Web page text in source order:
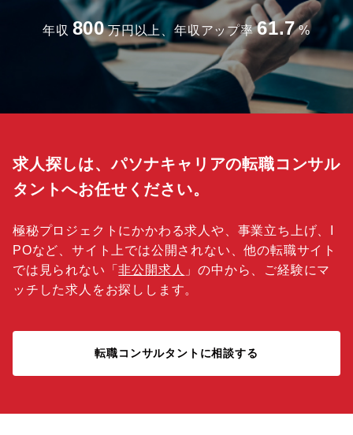
年収 800 万円以上、年収アップ率 61.7 %
求人探しは、パソナキャリアの転職コンサル
タントへお任せください。
極秘プロジェクトにかかわる求人や、事業立ち上げ、I
POなど、サイト上では公開されない、他の転職サイト
では見られない「非公開求人 」の中から、ご経験にマ
ッチした求人をお探しします。
転職コンサルタントに相談する